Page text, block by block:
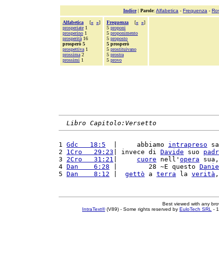
Indice| Parole: Alfabetica - Frequenza -
Alfabetica [« »]
prosperiate 1
prosperino 1
prosperità 16
prosperò 5
prospettiva 1
prossima 2
prossimi 1
Frequenza [« »]
5 proponi
5 proponimento
5 proposto
5 prosperò
5 prostituivano
5 prostra
5 provo
Libro Capitolo:Versetto
1 Gdc   18:5
  |     abbiamo
intrapreso
2 1Cro   29:23 | invece di Davide suo
3 2Cro   31:21 cuore nell' opera
4 Dan    6:28 |        28 ~E questo
5 Dan    8:12 gettò a terra la verità
Best viewed with any
IntraText®(V89) - Some rights reserved by EuloTech SRL -